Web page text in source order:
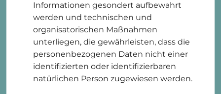
Informationen gesondert aufbewahrt
werden und technischen und
organisatorischen Maßnahmen
unterliegen, die gewährleisten, dass die
personenbezogenen Daten nicht einer
identifizierten oder identifizierbaren
natürlichen Person zugewiesen werden.